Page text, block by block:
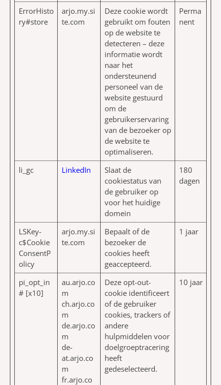
ErrorHisto
ry#store
arjo.my.si
te.com
Deze cookie wordt
gebruikt om fouten
op de website te
detecteren – deze
informatie wordt
naar het
ondersteunend
personeel van de
website gestuurd
om de
gebruikerservaring
van de bezoeker op
de website te
optimaliseren.
Perma
nent
li_gc LinkedIn
Slaat de
cookiestatus van
de gebruiker op
voor het huidige
domein
180
dagen
LSKey-
c$Cookie
ConsentP
olicy
arjo.my.si
te.com
Bepaalt of de
bezoeker de
cookies heeft
geaccepteerd.
1 jaar
pi_opt_in
# [x10]
au.arjo.co
m
ch.arjo.co
m
de.arjo.co
m
de-
at.arjo.co
m
fr.arjo.co
Deze opt-out-
cookie identificeert
of de gebruiker
cookies, trackers of
andere
hulpmiddelen voor
doelgroeptracering
heeft
gedeselecteerd.
10 jaar